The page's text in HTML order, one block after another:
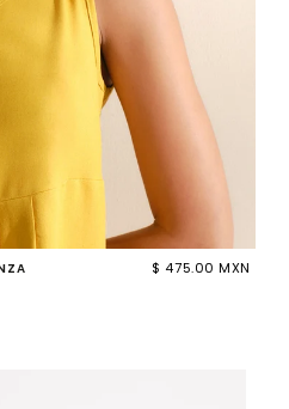
$ 475.00 MXN